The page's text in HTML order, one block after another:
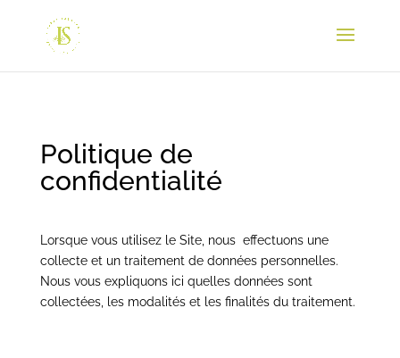
Politique de
confidentialité
Lorsque vous utilisez le Site, nous effectuons une
collecte et un traitement de données personnelles.
Nous vous expliquons ici quelles données sont
collectées, les modalités et les finalités du traitement.